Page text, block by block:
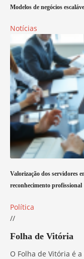
Modelos de negócios
Notícias
Valorização dos servidores
reconhecimento profissional
Política
//
Folha de Vitória
O Folha de Vitória é